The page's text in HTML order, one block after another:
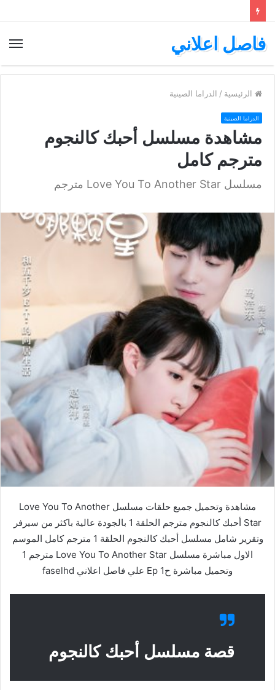
فاصل اعلاني
الرئيسية / الدراما الصينية
الدراما الصينية
مشاهدة مسلسل أحبك كالنجوم
مترجم كامل
مسلسل Love You To Another Star مترجم
مشاهدة وتحميل جميع حلقات مسلسل Love You To Another
Star أحبك كالنجوم مترجم الحلقة 1 بالجودة عالية باكثر من سيرفر
وتقرير شامل مسلسل أحبك كالنجوم الحلقة 1 مترجم كامل الموسم
الاول مباشرة مسلسل Love You To Another Star مترجم 1
وتحميل مباشرة ح1 Ep علي فاصل اعلاني faselhd
قصة مسلسل أحبك كالنجوم